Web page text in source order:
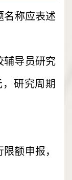
名称应表述
辅导员研究
研究周期
额申报，